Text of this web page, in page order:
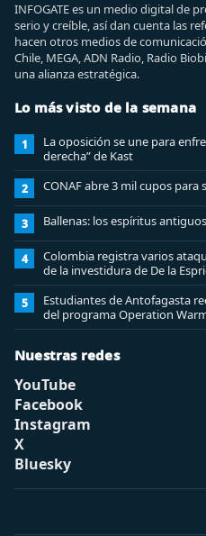
INFOGATE es un medio digital de
serio y creíble, así dan cuenta las
hacen otros medios de
Chile, MEGA, ADN Radio, Radio
una alianza estratégica.
Lo más visto de la semana
1
La oposición se une para
derecha” de Kast
2 CONAF abre 3 mil cupos para
3 Ballenas: los espíritus
4
Colombia registra varios
de la investidura de De la
5
Estudiantes de Antofagasta
del programa Operation
Nuestras redes
YouTube
Facebook
Instagram
X
Bluesky